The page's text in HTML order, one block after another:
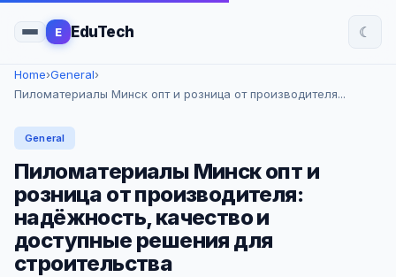
E EduTech ☾
Home›General›
Пиломатериалы Минск опт и розница от производителя...
General
Пиломатериалы Минск опт и
розница от производителя:
надёжность, качество и
доступные решения для
строительства